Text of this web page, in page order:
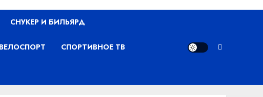
СНУКЕР И БИЛЬЯРД
ВЕЛОСПОРТ СПОРТИВНОЕ ТВ